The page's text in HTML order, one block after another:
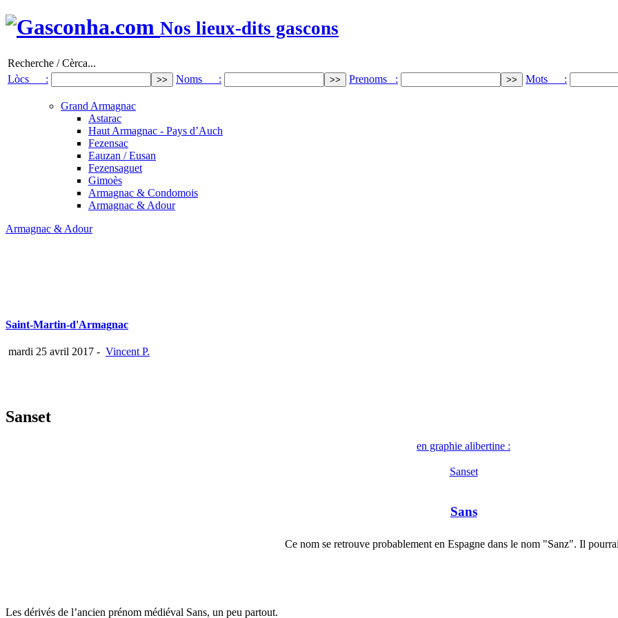
Nos lieux-dits gascons
Recherche / Cèrca...
Lòcs :
Noms : Prenoms : Mots :
Grand Armagnac
Astarac
Haut Armagnac - Pays d’Auch
Fezensac
Eauzan / Eusan
Fezensaguet
Gimoès
Armagnac & Condomois
Armagnac & Adour
Armagnac & Adour
Saint-Martin-d'Armagnac
mardi 25 avril 2017 - Vincent P.
Sanset
en graphie alibertine :
Sanset
Sans
Ce nom se retrouve probablement en Espagne dans le nom "Sanz". Il
Les dérivés de l’ancien prénom médiéval Sans, un peu partout.